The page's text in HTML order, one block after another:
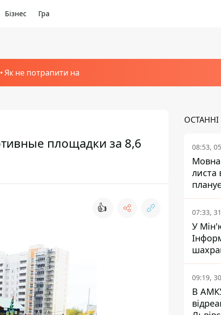
Бізнес Гра
Як не потрапити на
площадки за 8,6
👍
08:53,
Мовна
листа
07:33,
У
що
09:19,
В